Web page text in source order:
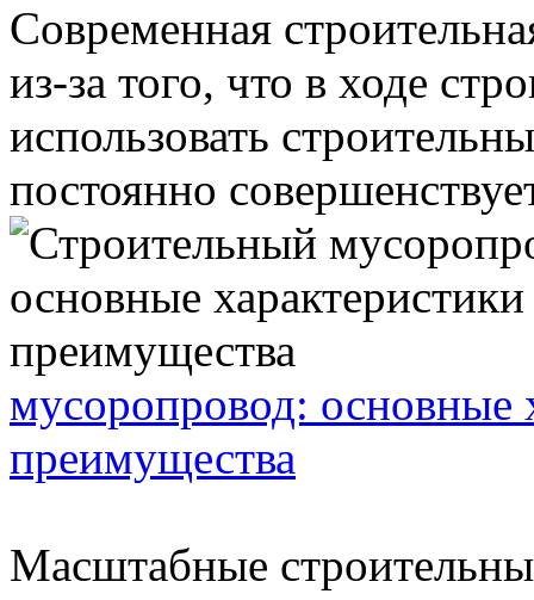
Современная
из-за того, что в ходе
использовать
постоянно
мусоропровод: основные
преимущества
Масштабные